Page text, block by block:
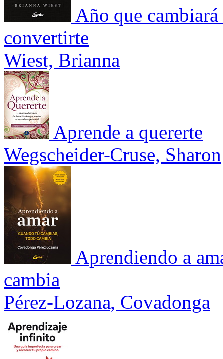
Año que
convertirte
Wiest, Brianna
Aprende a quererte
Wegscheider-Cruse, Sharon
Aprendiendo a
cambia
Pérez-Lozana, Covadonga